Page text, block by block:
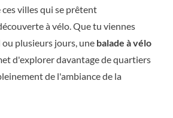
villes qui se prêtent
à vélo. Que tu viennes
plusieurs jours, une balade à vélo
d'explorer davantage de quartiers
de l'ambiance de la